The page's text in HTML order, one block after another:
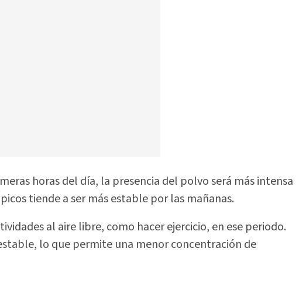
horas del día, la presencia del polvo será más intensa
tiende a ser más estable por las mañanas.
al aire libre, como hacer ejercicio, en ese periodo.
lo que permite una menor concentración de